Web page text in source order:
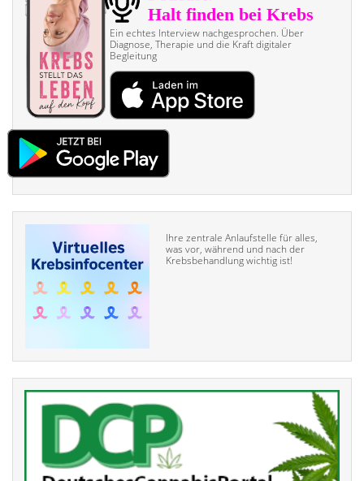
Ein echtes Interview nach­gesprochen. Über
Diagnose, Therapie und die Kraft digitaler
Begleitung
Ihre zentrale Anlaufstelle für alles,
was vor, während und nach der
Krebsbehandlung wichtig ist!